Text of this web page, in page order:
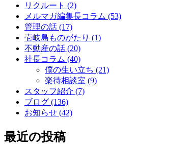
リクルート (2)
メルマガ編集長コラム (53)
管理の話 (17)
壱岐島ものがたり (1)
不動産の話 (20)
社長コラム (40)
僕の生い立ち (21)
楽待相談室 (9)
スタッフ紹介 (7)
ブログ (136)
お知らせ (42)
最近の投稿